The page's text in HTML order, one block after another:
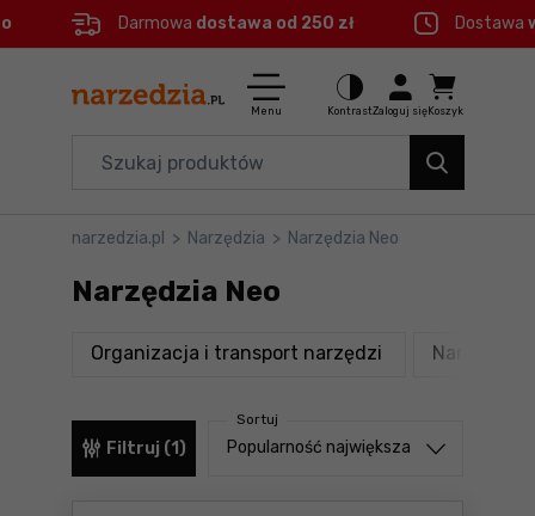
Menu główne
Filtry
Produkty
Darmowa dostawa od 250 zł Dostawa
Menu KontrastZaloguj się Koszyk
Elektronarzędzia
Akcesoria
BHP
Branże
Okazje
narzedzia.pl > Narzędzia > Narzędzia Neo
Narzędzia Neo
Organizacja i transport narzędzi produktyNarzędzia
Filtruj (1)
Sortuj
Sortuj od
Popularność największa